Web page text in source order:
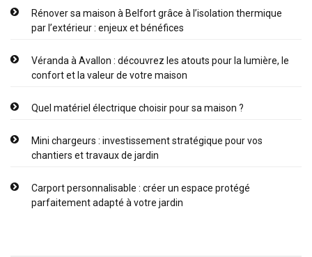
Rénover sa maison à Belfort grâce à l’isolation thermique
par l’extérieur : enjeux et bénéfices
Véranda à Avallon : découvrez les atouts pour la lumière, le
confort et la valeur de votre maison
Quel matériel électrique choisir pour sa maison ?
Mini chargeurs : investissement stratégique pour vos
chantiers et travaux de jardin
Carport personnalisable : créer un espace protégé
parfaitement adapté à votre jardin